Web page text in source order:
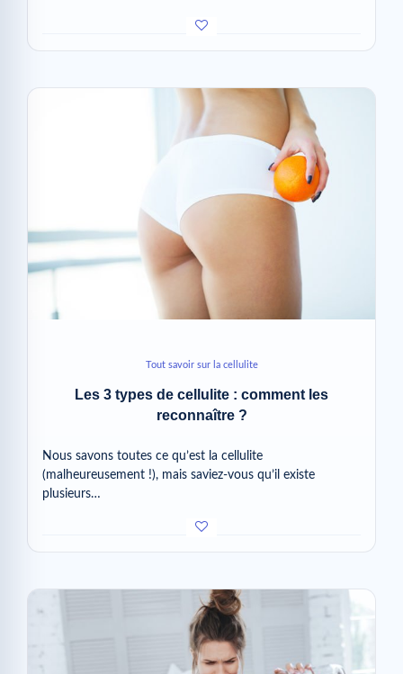
Tout savoir sur la cellulite
Les 3 types de cellulite : comment les
reconnaître ?
Nous savons toutes ce qu’est la cellulite
(malheureusement !), mais saviez-vous qu’il existe
plusieurs…